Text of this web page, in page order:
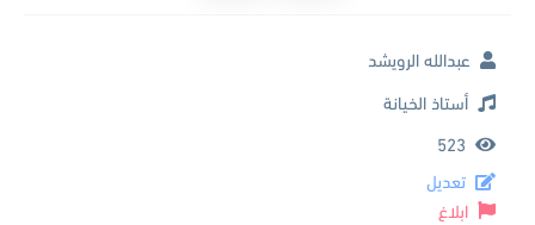
عبدالله الرويشد
أستاذ الخيانة
523
تعديل
ابلاغ